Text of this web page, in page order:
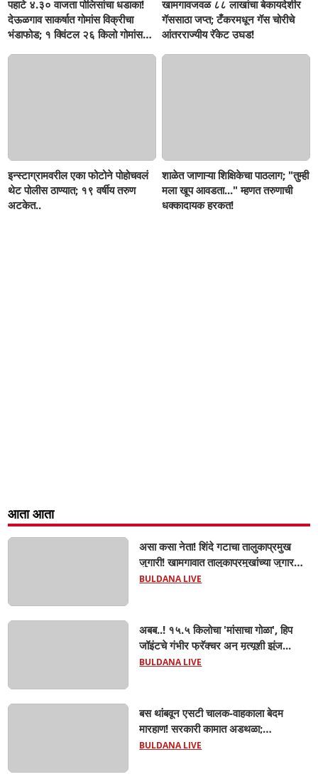
पहाटे ४.३० वाजता पोलिसांचा धडाका!
देऊळगाव साकर्षात गोमांस विक्रीचा
भंडाफोड; १ क्विंटल २६ किलो गोमांस
खामगावजवळ ८८ लाखांचा बेकायदेशीर
गॅससाठा जप्त; टँकरमधून गॅस चोरीचे
आंतरराज्यीय रॅकेट उघड!
इन्स्टाग्रामवरील एका फोटोने पोहोचवलं
थेट पोलीस ठाण्यात; १९ वर्षीय तरुण
अटकेत..
शाळेत जाणाऱ्या शिक्षिकेचा पाठलाग; "तुम्ही
मला खूप आवडता..." म्हणत तरुणाची
धक्कादायक हरकत!
आता आता
असा कसा नेता! शिंदे गटाचा तालुकाप्रमुख
जुगारी! खामगावात तालुकाप्रमुखांच्या जुगार
अड्ड्यावर डीवायएसपी पथकाची धाड.. अंधारात
BULDANA LIVE
अबब..! १५.५ किलोचा 'मांसाचा गोळा', हिप
जॉइंटचे गंभीर फ्रॅक्चर अन् मृत्यूशी झुंज...
BULDANA LIVE
बस थांबवून एसटी चालक-वाहकाला बेदम
मारहाण! सरकारी कामात अडथळा;
प्रवाशांसमोर धिंगाणा घालणाऱ्या तिघांविरुद्ध
BULDANA LIVE